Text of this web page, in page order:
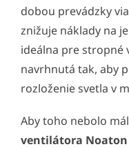
dobou prevádzky
znižuje náklady na
ideálna pre stropné
navrhnutá tak, aby
rozloženie svetla v
Aby toho nebolo
ventilátora Noaton